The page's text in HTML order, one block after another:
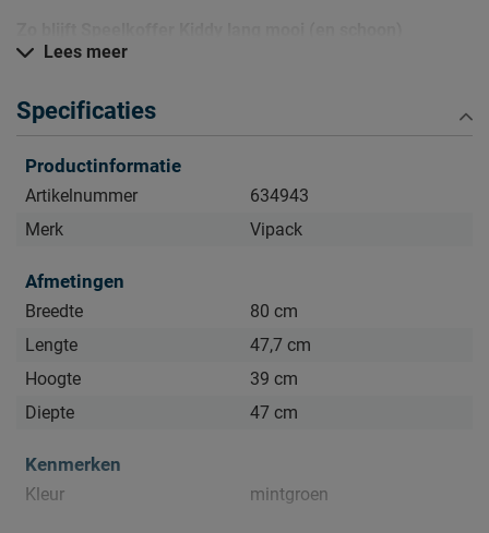
Kijk bij het kopje ‘Goed om te weten’ om alle tips & tricks te
Lees meer
Specificaties
Productinformatie
Artikelnummer
634943
Merk
Vipack
Afmetingen
Breedte
80 cm
Lengte
47,7 cm
Hoogte
39 cm
Diepte
47 cm
Kenmerken
Kleur mintgroen